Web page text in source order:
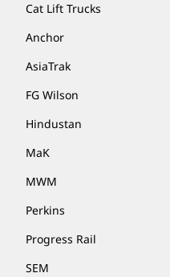
Cat Lift Trucks
Anchor
AsiaTrak
FG Wilson
Hindustan
MaK
MWM
Perkins
Progress Rail
SEM